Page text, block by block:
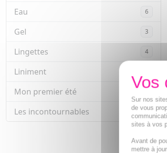
Eau 6
Gel 3
Lingettes 4
Liniment
Mon premier été
Les incontournables 6
Sur nos
de vous
sites à vos
Avant de
mettre à